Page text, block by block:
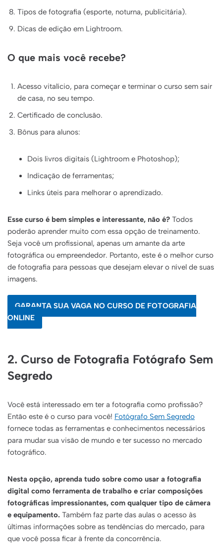
Tipos de fotografia (esporte, noturna, publicitária).
Dicas de edição em Lightroom.
O que mais você recebe?
Acesso vitalício, para começar e terminar o curso sem sair
de casa, no seu tempo.
Certificado de conclusão.
Bônus para alunos:
Dois livros digitais (Lightroom e Photoshop);
Indicação de ferramentas;
Links úteis para melhorar o aprendizado.
Esse curso é bem simples e interessante, não é? Todos
poderão aprender muito com essa opção de treinamento.
Seja você um profissional, apenas um amante da arte
fotográfica ou empreendedor. Portanto, este é o melhor curso
de fotografia para pessoas que desejam elevar o nível de suas
imagens.
GARANTA SUA VAGA NO CURSO DE FOTOGRAFIA
ONLINE
2. Curso de Fotografia Fotógrafo Sem
Segredo
Você está interessado em ter a fotografia como profissão?
Então este é o curso para você! Fotógrafo Sem Segredo
fornece todas as ferramentas e conhecimentos necessários
para mudar sua visão de mundo e ter sucesso no mercado
fotográfico.
Nesta opção, aprenda tudo sobre como usar a fotografia
digital como ferramenta de trabalho e criar composições
fotográficas impressionantes, com qualquer tipo de câmera
e equipamento. Também faz parte das aulas o acesso às
últimas informações sobre as tendências do mercado, para
que você possa ficar à frente da concorrência.